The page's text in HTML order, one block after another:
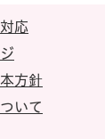
応
方針
いて